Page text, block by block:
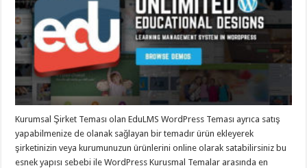
Kurumsal Şirket Teması olan EduLMS WordPress Teması ayrıca satış
yapabilmenize de olanak sağlayan bir temadır ürün ekleyerek
şirketinizin veya kurumunuzun ürünlerini online olarak satabilirsiniz bu
esnek yapısı sebebi ile WordPress Kurusmal Temalar arasında en